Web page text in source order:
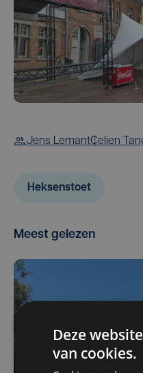
Jens LemantCelien
Heksenstoet
Meest gelezen
Deze
van cookies.